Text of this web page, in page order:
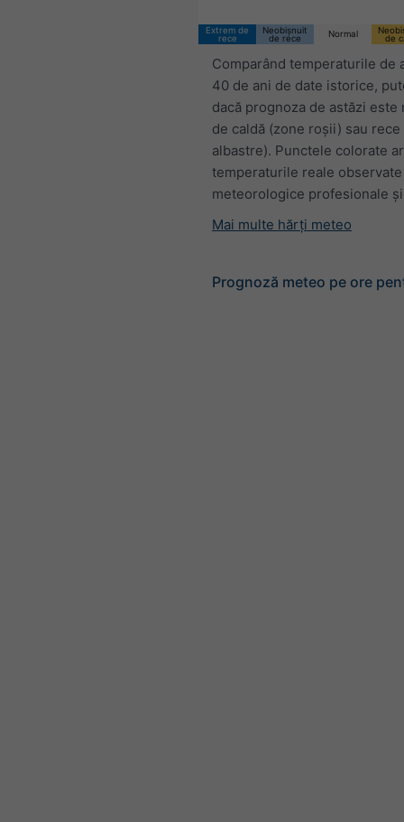
Extrem de
rece
Neobișnuit
de rece
Normal
de
Comparând temperaturile de
40 de ani de date istorice,
dacă prognoza de astăzi este
de caldă (zone roșii) sau rece
albastre). Punctele colorate
temperaturile reale
meteorologice profesionale
Mai multe hărți meteo
Prognoză meteo pe ore